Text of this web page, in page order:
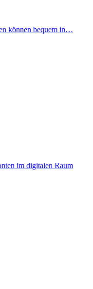
können bequem in…
im digitalen Raum